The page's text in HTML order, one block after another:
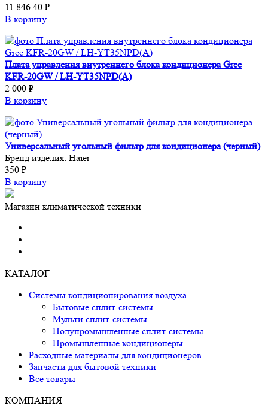
11 846.40 ₽
В корзину
Плата управления внутреннего блока кондиционера Gree
KFR-20GW / LH-YT35NPD(A)
2 000 ₽
В корзину
Универсальный угольный фильтр для кондиционера (черный)
Бренд изделия: Haier
350 ₽
В корзину
Магазин климатической техники
КАТАЛОГ
Системы кондиционирования воздуха
Бытовые сплит-системы
Мульти сплит-системы
Полупромышленные сплит-системы
Промышленные кондиционеры
Расходные материалы для кондиционеров
Запчасти для бытовой техники
Все товары
КОМПАНИЯ